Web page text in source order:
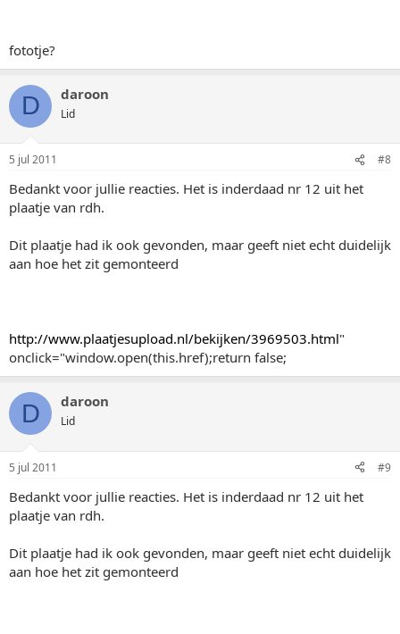
fototje?
D daroon
Lid
5 jul 2011 #8
Bedankt voor jullie reacties. Het is inderdaad nr 12 uit het
plaatje van rdh.
Dit plaatje had ik ook gevonden, maar geeft niet echt duidelijk
aan hoe het zit gemonteerd
http://www.plaatjesupload.nl/bekijken/3969503.html"
onclick="window.open(this.href);return false;
D daroon
Lid
5 jul 2011 #9
Bedankt voor jullie reacties. Het is inderdaad nr 12 uit het
plaatje van rdh.
Dit plaatje had ik ook gevonden, maar geeft niet echt duidelijk
aan hoe het zit gemonteerd